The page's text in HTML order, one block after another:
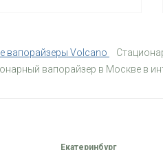
вапорайзеры Volcano
вапорайзер в Москве в
Екатеринбург